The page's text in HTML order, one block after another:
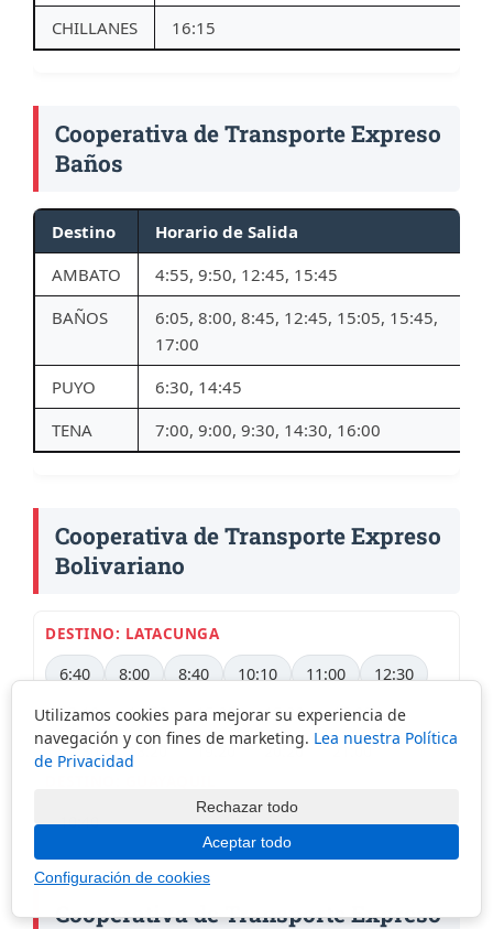
CHILLANES
16:15
Cooperativa de Transporte Expreso
Baños
Destino
Horario de Salida
AMBATO
4:55, 9:50, 12:45, 15:45
BAÑOS
6:05, 8:00, 8:45, 12:45, 15:05, 15:45,
17:00
PUYO
6:30, 14:45
TENA
7:00, 9:00, 9:30, 14:30, 16:00
Cooperativa de Transporte Expreso
Bolivariano
DESTINO: LATACUNGA
6:40 8:00 8:40 10:10 11:00
12:30
13:10
14:30 15:00 15:20
16:00
17:30
18:20 20:20
10:40
Cooperativa de Transporte Expreso
Utilizamos cookies para mejorar su experiencia de
navegación y con fines de marketing. Lea nuestra Política
de Privacidad
Rechazar todo
Aceptar todo
Configuración de cookies